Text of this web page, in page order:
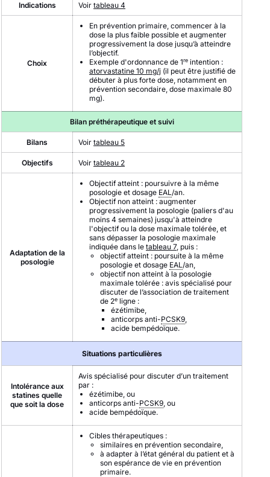
Indications Voir tableau 4
Choix
En prévention primaire, commencer à la
dose la plus faible possible et augmenter
progressivement la dose jusqu’à atteindre
l’objectif.
Exemple d'ordonnance de 1re intention :
atorvastatine 10 mg/j (il peut être justifié de
débuter à plus forte dose, notamment en
prévention secondaire, dose maximale 80
mg).
Bilan préthérapeutique et suivi
Bilans Voir tableau 5
Objectifs Voir tableau 2
Adaptation de la
posologie
Objectif atteint : poursuivre à la même
posologie et dosage EAL/an.
Objectif non atteint : augmenter
progressivement la posologie (paliers d'au
moins 4 semaines) jusqu'à atteindre
l'objectif ou la dose maximale tolérée, et
sans dépasser la posologie maximale
indiquée dans le tableau 7, puis :
objectif atteint : poursuite à la même
posologie et dosage EAL/an,
objectif non atteint à la posologie
maximale tolérée : avis spécialisé pour
discuter de l’association de traitement
de 2e ligne :
ézétimibe,
anticorps anti-PCSK9,
acide bempédoïque.
Situations particulières
Intolérance aux
statines quelle
que soit la dose
Avis spécialisé pour discuter d’un traitement
par :
ézétimibe, ou
anticorps anti-PCSK9, ou
acide bempédoïque.
Cibles thérapeutiques :
similaires en prévention secondaire,
à adapter à l’état général du patient et à
son espérance de vie en prévention
primaire.